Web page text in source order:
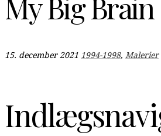
15. december 2021 1994-1998, Malerier